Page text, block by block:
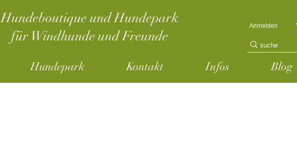
Hundeboutique und Hundepark
für Windhunde und Freunde
Anmelden
Hundepark Kontakt Infos Blog